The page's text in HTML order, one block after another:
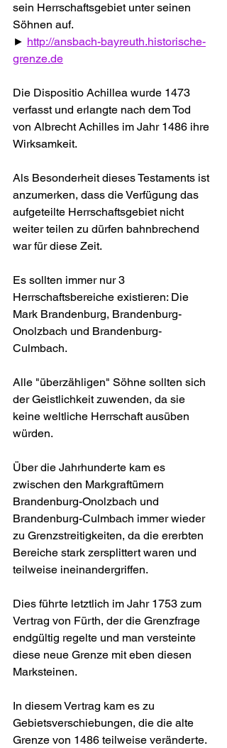
sein Herrschaftsgebiet unter seinen
Söhnen auf.
► http://ansbach-bayreuth.historische-
grenze.de
Die Dispositio Achillea wurde 1473
verfasst und erlangte nach dem Tod
von Albrecht Achilles im Jahr 1486 ihre
Wirksamkeit.
Als Besonderheit dieses Testaments ist
anzumerken, dass die Verfügung das
aufgeteilte Herrschaftsgebiet nicht
weiter teilen zu dürfen bahnbrechend
war für diese Zeit.
Es sollten immer nur 3
Herrschaftsbereiche existieren: Die
Mark Brandenburg, Brandenburg-
Onolzbach und Brandenburg-
Culmbach.
Alle "überzähligen" Söhne sollten sich
der Geistlichkeit zuwenden, da sie
keine weltliche Herrschaft ausüben
würden.
Über die Jahrhunderte kam es
zwischen den Markgraftümern
Brandenburg-Onolzbach und
Brandenburg-Culmbach immer wieder
zu Grenzstreitigkeiten, da die ererbten
Bereiche stark zersplittert waren und
teilweise ineinandergriffen.
Dies führte letztlich im Jahr 1753 zum
Vertrag von Fürth, der die Grenzfrage
endgültig regelte und man versteinte
diese neue Grenze mit eben diesen
Marksteinen.
In diesem Vertrag kam es zu
Gebietsverschiebungen, die die alte
Grenze von 1486 teilweise veränderte.